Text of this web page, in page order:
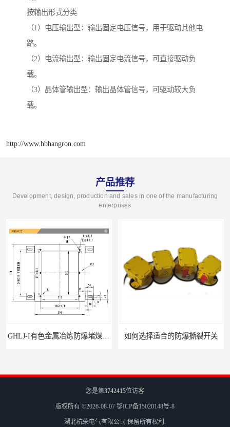
按输出形式分类
（1）电压输出型：输出固定电压信号，用于驱动其他电
路。
（2）电流输出型：输出固定电流信号，可直接驱动负
载。
（3）晶体管输出型：输出晶体管信号，可驱动较大负
载。
http://www.hbhangron.com
产品推荐
Development, design, production and sales in one of the manufacturing
enterprises
如何选择适合的防爆撕裂开关
您是第3742415位访客
版权所有 ©2026-08-07 鄂ICP备15020148号-8
湖北杭荣电气有限公司 保留所有权利.